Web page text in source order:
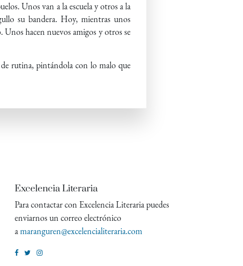
Unos van a la escuela y otros a la
su bandera. Hoy, mientras unos
hacen nuevos amigos y otros se
rutina, pintándola con lo malo que
Excelencia Literaria
Para contactar con Excelencia Literaria puedes
enviarnos un correo electrónico
amaranguren@excelencialiteraria.com